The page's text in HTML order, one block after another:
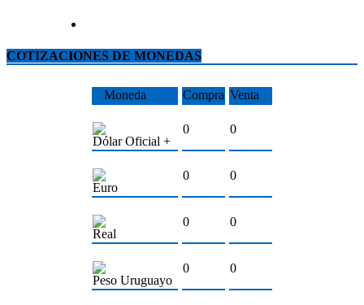
COTIZACIONES DE MONEDAS
Moneda Compra Venta
Dólar Oficial +
0 0
Euro
0 0
Real
0 0
Peso Uruguayo
0 0